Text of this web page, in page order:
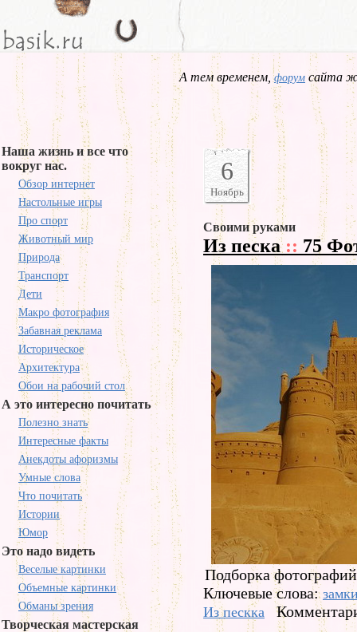
А тем временем,форум сайта
Наша жизнь и все что
вокруг нас.
Обзор интернет
Настольные игры
Про спорт
Животный мир
Природа
Транспорт
Дети
Макро фотография
Забавная реклама
Историческое
Архитектура
Обои на рабочий стол
А это интересно почитать
Полезно знать
Интересные факты
Анекдоты афоризмы
Умные слова
Что почитать
Истории
Юмор
Это надо видеть
Веселые картинки
Объемные картинки
Обманы зрения
Творческая мастерская
6
Ноябрь
Своими руками
Из песка:: 75
Подборка
Ключевые слова:
Из пескка